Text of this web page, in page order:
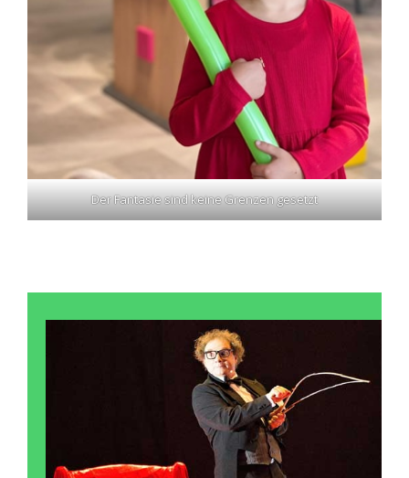
Der Fantasie sind keine Grenzen gesetzt